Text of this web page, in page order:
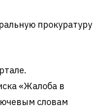
прокуратуру
«Жалоба в
словам